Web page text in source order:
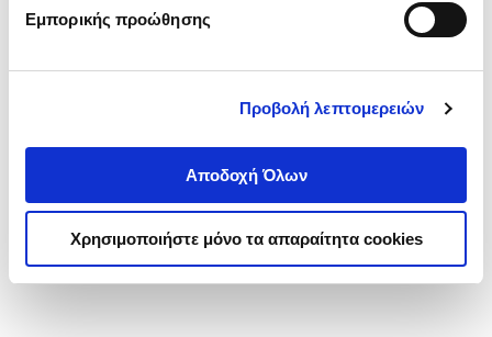
Εμπορικής προώθησης
Προβολή λεπτομερειών
Αποδοχή Όλων
Χρησιμοποιήστε μόνο τα απαραίτητα cookies